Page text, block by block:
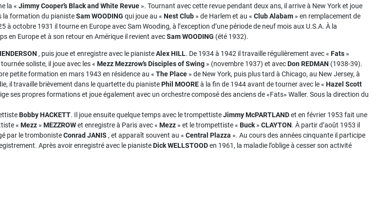
la « Jimmy Cooper’s Black and White Revue ». Tournant avec cette revue pendant deux ans, il arrive à New York et joue
la formation du pianisteSam WOODING qui joue au « Nest Club » de Harlem et au « Club Alabam » en remplacement de
à octobre 1931 il tourne en Europe avec Sam Wooding, à l’exception d’une période de neuf mois aux U.S.A. À la
en Europe et à son retour en Amérique il revient avecSam WOODING (été 1932).
, puis joue et enregistre avec le pianisteAlex HILL. De 1934 à 1942 il travaille régulièrement avec « Fats »
soliste, il joue avec les « Mezz Mezzrow’s Disciples of Swing » (novembre 1937) et avecDon REDMAN (1938-39).
petite formation en mars 1943 en résidence au « The Place » de New York, puis plus tard à Chicago, au New Jersey, à
il travaille brièvement dans le quartette du pianistePhil MOOREà la fin de 1944 avant de tourner avec le « Hazel Scott
ses propres formations et joue également avec un orchestre composé des anciens de «Fats» Waller. Sous la direction du
Bobby HACKETT. Il joue ensuite quelque temps avec le trompettisteJimmy McPARTLANDet en février 1953 fait une
« Mezz » MEZZROWet enregistre à Paris avec « Mezz » et le trompettiste « Buck » CLAYTON. À partir d’août 1953 il
par le trombonisteConrad JANIS , et apparaît souvent au « Central Plazza ». Au cours des années cinquante il participe
Après avoir enregistré avec le pianisteDick WELLSTOODen 1961, la maladie l’oblige à cesser son activité